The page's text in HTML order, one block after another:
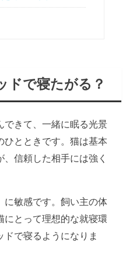
ドで寝たがる？
できて、一緒に眠る光景
ひとときです。猫は基本
信頼した相手には強く
に敏感です。飼い主の体
にとって理想的な就寝環
で寝るようになりま